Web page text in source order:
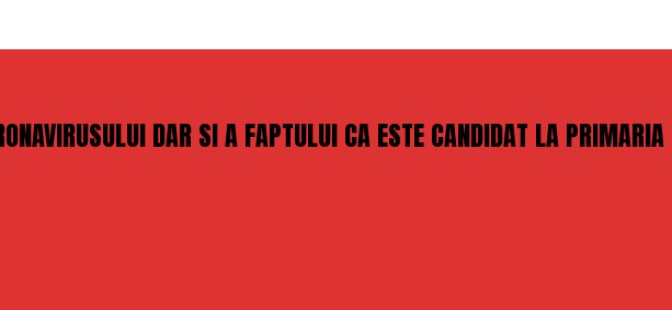
DAR SI A FAPTULUI CA ESTE CANDIDAT LA PRIMARIA